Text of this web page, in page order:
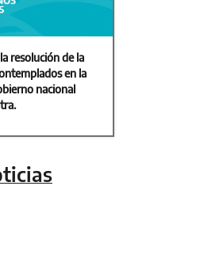
resolución de la
en la
nacional